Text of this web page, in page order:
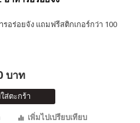
อร่อยจัง แถมฟรีสติกเกอร์กว่า 100
บาท
ส่ตะกร้า
เพิ่มไปเปรียบเทียบ